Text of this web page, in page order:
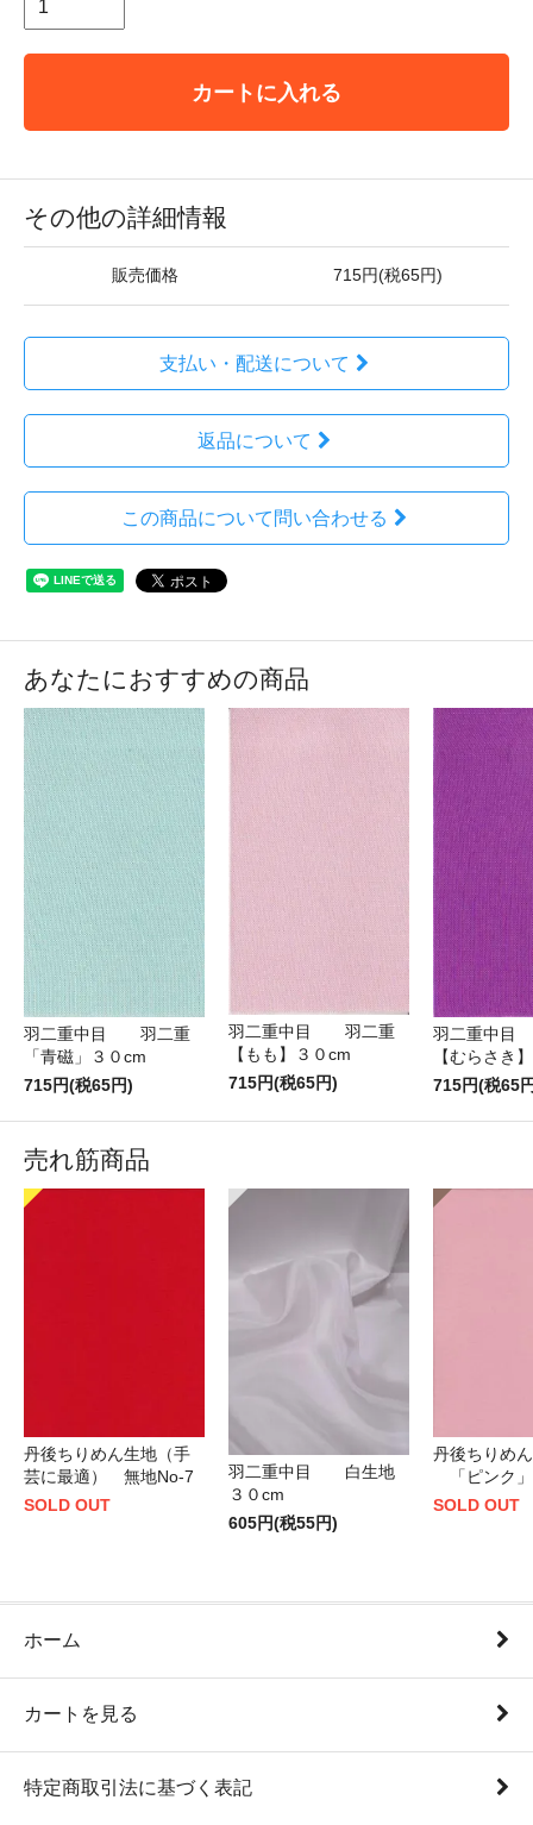
カートに入れる
その他の詳細情報
販売価格 715円(税65円)
支払い・配送について
返品について
この商品について問い合わせる
あなたにおすすめの商品
羽二重中目 羽二重
「青磁」３０cm
715円(税65円)
羽二重中目 羽二重
【もも】３０cm
715円(税65円)
羽二重中
【むらさき
715円(税65
売れ筋商品
丹後ちりめん生地（手
芸に最適） 無地No-7
SOLD OUT
羽二重中目 白生地
３０cm
605円(税55円)
丹後ちりめ
「ピンク」
SOLD OUT
ホーム
カートを見る
特定商取引法に基づく表記